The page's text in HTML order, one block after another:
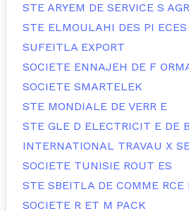
STE ARYEM DE SERVICE S
STE ELMOULAHI DES PI ECES
SUFEITLA EXPORT
SOCIETE ENNAJEH DE F
SOCIETE SMARTELEK
STE MONDIALE DE VERR E
STE GLE D ELECTRICIT E DE
INTERNATIONAL TRAVAU X
SOCIETE TUNISIE ROUT ES
STE SBEITLA DE COMME RCE
SOCIETE R ET M PACK